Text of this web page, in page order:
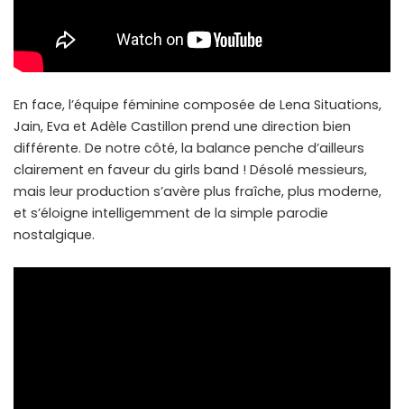
En face, l’équipe féminine composée de Lena Situations,
Jain, Eva et Adèle Castillon prend une direction bien
différente. De notre côté, la balance penche d’ailleurs
clairement en faveur du girls band ! Désolé messieurs,
mais leur production s’avère plus fraîche, plus moderne,
et s’éloigne intelligemment de la simple parodie
nostalgique.